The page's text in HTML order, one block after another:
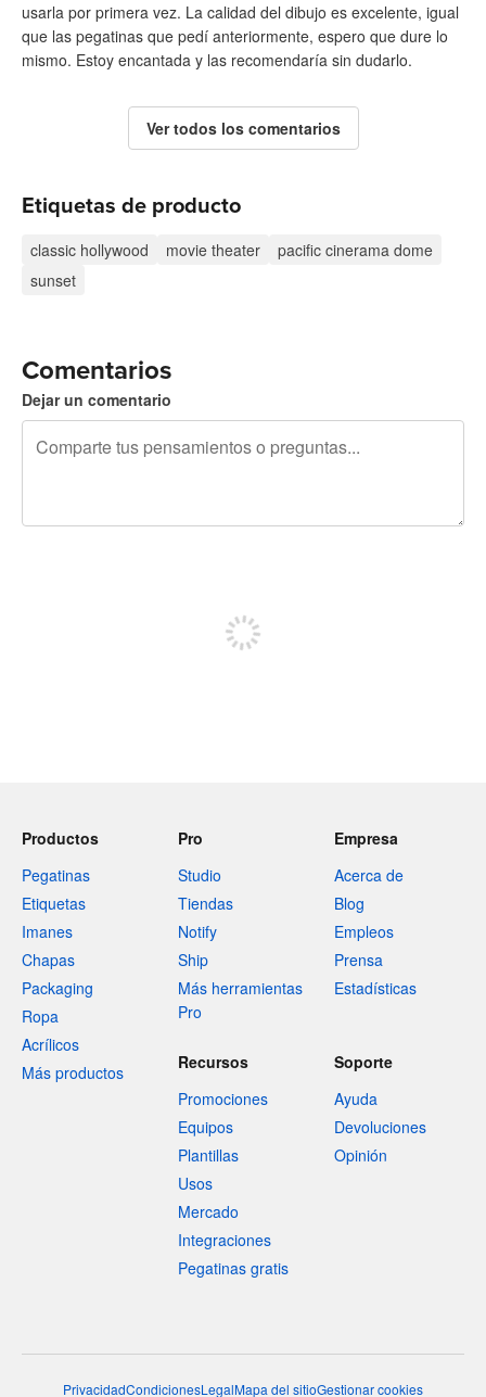
usarla por primera vez. La calidad del dibujo es excelente, igual
que las pegatinas que pedí anteriormente, espero que dure lo
mismo. Estoy encantada y las recomendaría sin dudarlo.
Ver todos los comentarios
Etiquetas de producto
classic hollywood movie theater
pacific cinerama dome
sunset
Comentarios
Dejar un comentario
Productos
Pegatinas
Etiquetas
Imanes
Chapas
Packaging
Ropa
Acrílicos
Más productos
Pro
Studio
Tiendas
Notify
Ship
Más herramientas
Pro
Empresa
Acerca de
Blog
Empleos
Prensa
Estadísticas
Recursos
Promociones
Equipos
Plantillas
Usos
Mercado
Integraciones
Pegatinas gratis
Soporte
Ayuda
Devoluciones
Opinión
PrivacidadCondicionesLegalMapa del sitioGestionar cookies